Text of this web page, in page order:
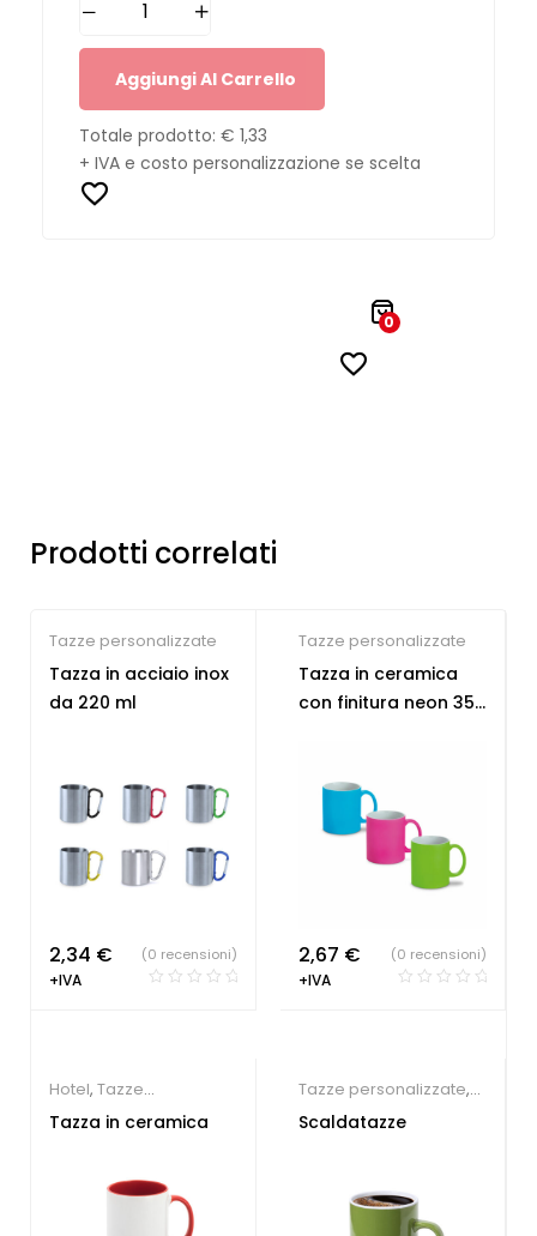
Aggiungi Al Carrello
Totale prodotto: € 1,33
+ IVA e costo personalizzazione se scelta
0
Prodotti correlati
Tazze personalizzate
Tazza in acciaio inox
da 220 ml
2,34 €
+IVA
(0 recensioni)
Tazze personalizzate
Tazza in ceramica
con finitura neon 350
2,67 €
+IVA
(0 recensioni)
Hotel, Tazze
personalizzate
Tazza in ceramica
Tazze personalizzate,
Tecnologia ecologica
Scaldatazze